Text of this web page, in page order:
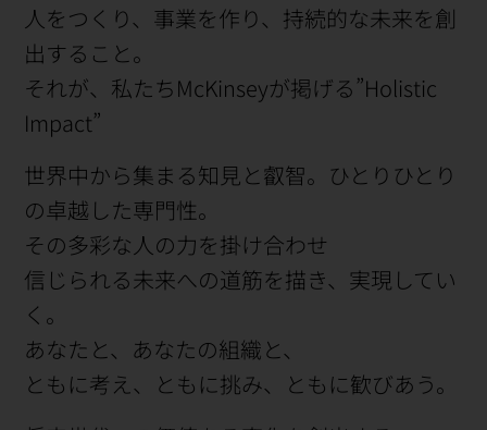
人をつくり、事業を作り、持続的な未来を創
出すること。
それが、私たちMcKinseyが掲げる”Holistic
Impact”
世界中から集まる知見と叡智。ひとりひとり
の卓越した専門性。
その多彩な人の力を掛け合わせ
信じられる未来への道筋を描き、実現してい
く。
あなたと、あなたの組織と、
ともに考え、ともに挑み、ともに歓びあう。